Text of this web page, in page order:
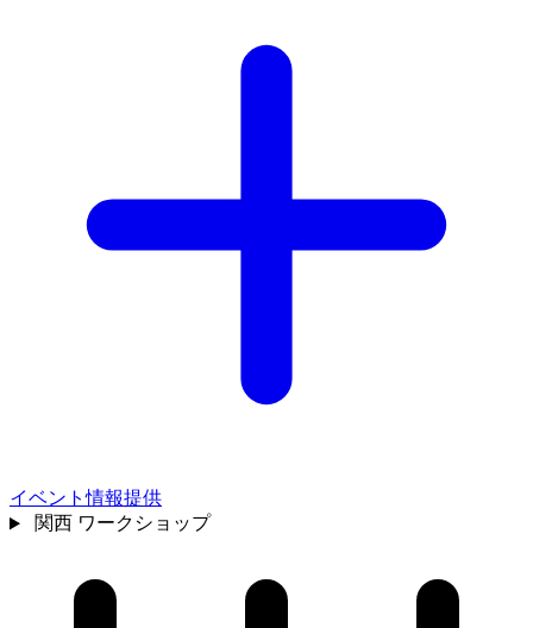
イベント情報提供
関西 ワークショップ